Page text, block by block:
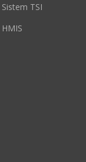
Sistem TSI
HMIS